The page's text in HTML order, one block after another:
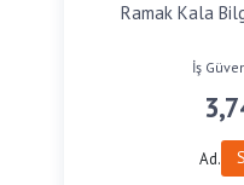
Ramak Kala
İş
Ad.